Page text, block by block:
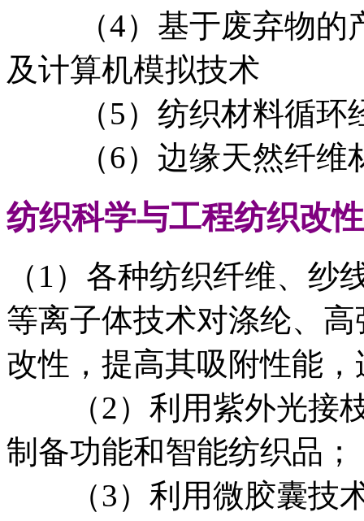
（4）基于废弃物的
及计算机模拟技术
（5）纺织材料循环
（6）边缘天然纤维
纺织科学与工程纺织改性
（1）各种纺织纤维、
等离子体技术对涤纶、
改性，提高其吸附性能
（2）利用紫外光接枝
制备功能和智能纺织品；
（3）利用微胶囊技